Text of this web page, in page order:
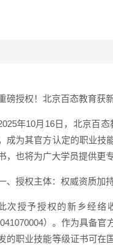
磅授权！北京百态教育获
年10月16日，北京百
成为其官方认定的职业技
，也将为广大学员提供更
、授权主体：权威资质加
次授予授权的新乡经络
）。作为具备官
的职业技能等级证书可在